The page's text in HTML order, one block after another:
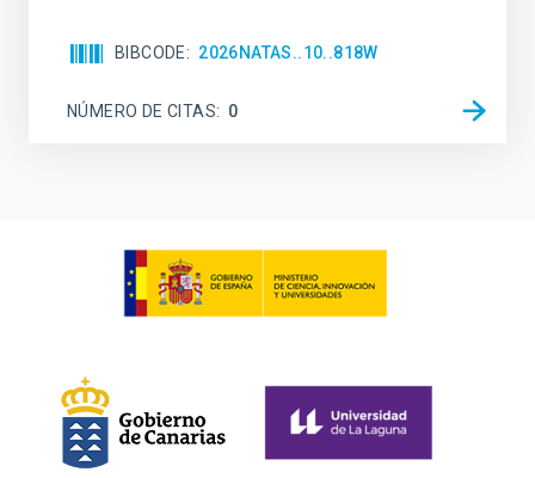
BIBCODE 2026NATAS..10..818W
NÚMERO DE CITAS 0